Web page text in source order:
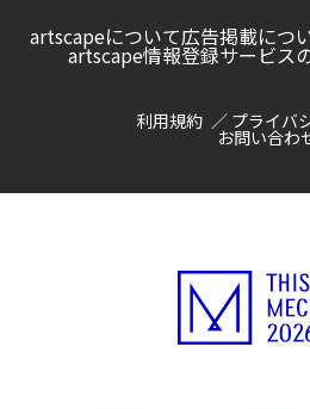
artscapeについて広告掲載につ
artscape情報登録サービス
利用規約 プライバ
お問い合わ